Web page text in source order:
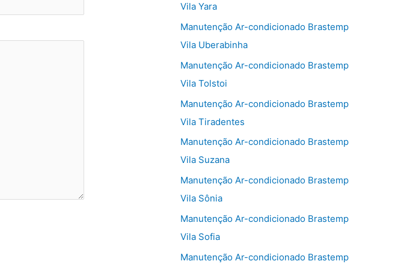
Vila Yara
Manutenção Ar-condicionado Brastemp
Vila Uberabinha
Manutenção Ar-condicionado Brastemp
Vila Tolstoi
Manutenção Ar-condicionado Brastemp
Vila Tiradentes
Manutenção Ar-condicionado Brastemp
Vila Suzana
Manutenção Ar-condicionado Brastemp
Vila Sônia
Manutenção Ar-condicionado Brastemp
Vila Sofia
Manutenção Ar-condicionado Brastemp